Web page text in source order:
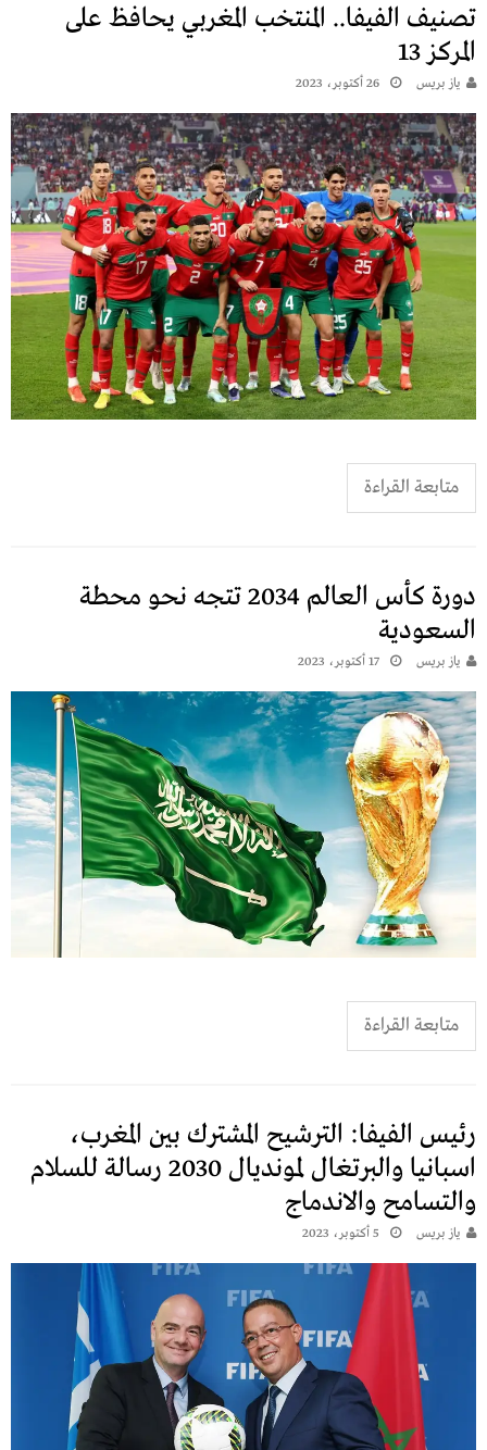
تصنيف الفيفا.. المنتخب المغربي يحافظ على
المركز 13
يـاز بريـس 26 أكتوبر، 2023
متابعة القراءة
دورة كأس العالم 2034 تتجه نحو محطة
السعودية
يـاز بريـس 17 أكتوبر، 2023
متابعة القراءة
رئيس الفيفا: الترشيح المشترك بين المغرب،
اسبانيا والبرتغال لمونديال 2030 رسالة للسلام
والتسامح والاندماج
يـاز بريـس 5 أكتوبر، 2023